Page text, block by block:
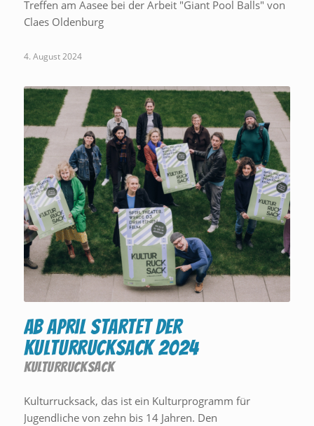
Treffen am Aasee bei der Arbeit "Giant Pool Balls" von
Claes Oldenburg
4. August 2024
Ab April startet der
Kulturrucksack 2024
KULTURRUCKSACK
Kulturrucksack, das ist ein Kulturprogramm für
Jugendliche von zehn bis 14 Jahren. Den